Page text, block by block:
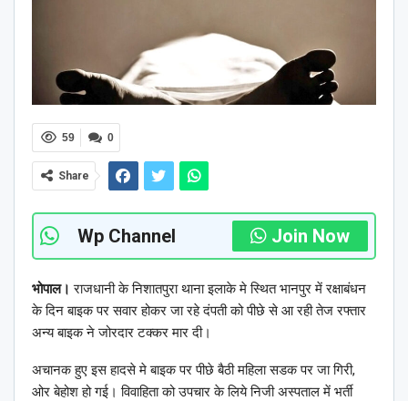
0
59
Share
Wp Channel Join Now
भोपाल। राजधानी के निशातपुरा थाना इलाके मे स्थित भानपुर में रक्षाबंधन
के दिन बाइक पर सवार होकर जा रहे दंपती को पीछे से आ रही तेज रफ्तार
अन्य बाइक ने जोरदार टक्कर मार दी।
अचानक हुए इस हादसे मे बाइक पर पीछे बैठी महिला सडक पर जा गिरी,
ओर बेहोश हो गई। विवाहिता को उपचार के लिये निजी अस्पताल में भर्ती